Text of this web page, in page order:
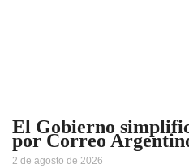
El Gobierno
por Correo
2 de agosto de 2026